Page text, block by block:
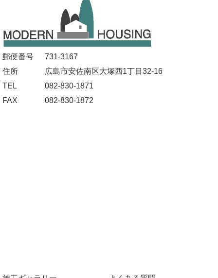
郵便番号
731-3167
住所
広島市安佐南区大塚西1丁目32-16
TEL
082-830-1871
FAX
082-830-1872